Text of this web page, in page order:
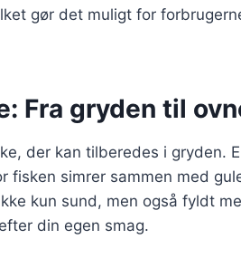
gør det muligt for
Fra gryden til
der kan tilberedes i gryden.
fisken simrer sammen med
kun sund, men også fyldt
din egen smag.